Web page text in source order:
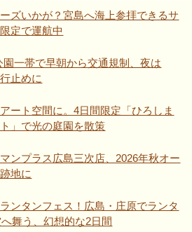
ズいかが？宮島へ海上参拝できるサ
定で運航中
園一帯で早朝から交通規制、夜は
止めに
ート空間に。4日間限定「ひろしま
」で光の庭園を散策
ンプラス広島三次店、2026年秋オー
地に
ンタンフェス！広島・庄原でランタ
舞う、幻想的な2日間